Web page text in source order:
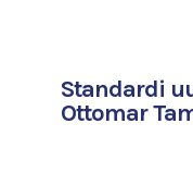
Standardi
Ottomar